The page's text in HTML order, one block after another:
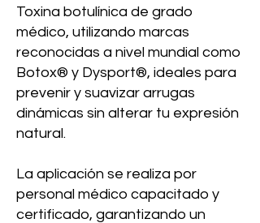
Toxina botulínica de grado
médico, utilizando marcas
reconocidas a nivel mundial como
Botox® y Dysport®, ideales para
prevenir y suavizar arrugas
dinámicas sin alterar tu expresión
natural.
La aplicación se realiza por
personal médico capacitado y
certificado, garantizando un